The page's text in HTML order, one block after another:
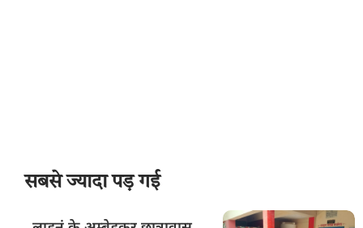
सबसे ज्यादा पड़ गई